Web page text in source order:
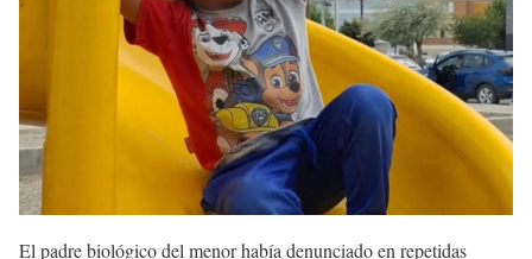
El padre biológico del menor había denunciado en repetidas